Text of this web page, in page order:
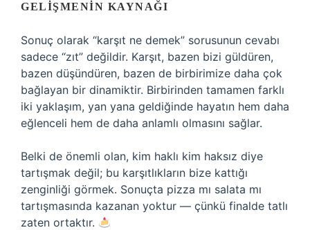
GELIŞMENIN KAYNAĞI
Sonuç olarak “karşıt ne demek” sorusunun cevabı
sadece “zıt” değildir. Karşıt, bazen bizi güldüren,
bazen düşündüren, bazen de birbirimize daha çok
bağlayan bir dinamiktir. Birbirinden tamamen farklı
iki yaklaşım, yan yana geldiğinde hayatın hem daha
eğlenceli hem de daha anlamlı olmasını sağlar.
Belki de önemli olan, kim haklı kim haksız diye
tartışmak değil; bu karşıtlıkların bize kattığı
zenginliği görmek. Sonuçta pizza mı salata mı
tartışmasında kazanan yoktur — çünkü finalde tatlı
zaten ortaktır.